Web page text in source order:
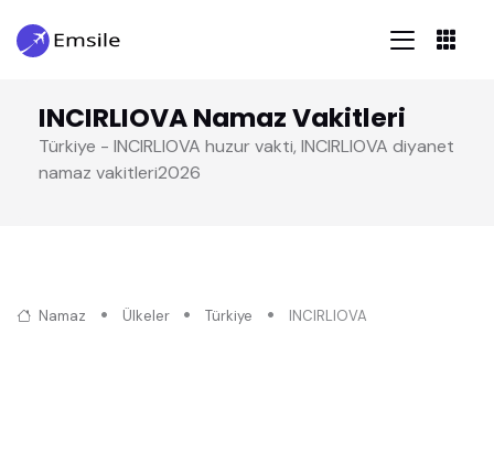
INCIRLIOVA Namaz Vakitleri
Türkiye - INCIRLIOVA huzur vakti, INCIRLIOVA diyanet
namaz vakitleri2026
Namaz Ülkeler Türkiye INCIRLIOVA